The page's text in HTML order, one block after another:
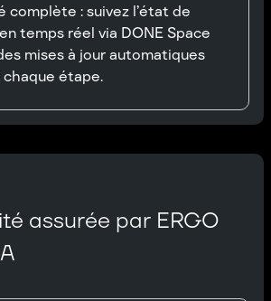
complète : suivez l’état de
temps réel via DONE Space
mises à jour automatiques
étape.
assurée par ERGO